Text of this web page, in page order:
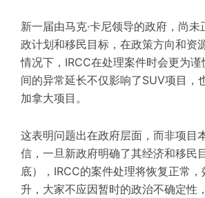
新一届由马克·卡尼领导的政府，尚
政计划和移民目标，在政策方向和资
情况下，IRCC在处理案件时会更为
间的异常延长不仅影响了SUV项目，
加拿大项目。
这表明问题出在政府层面，而非项目
信，一旦新政府明确了其经济和移民
底），IRCC的案件处理将恢复正常
升，大家不应因暂时的政治不确定性